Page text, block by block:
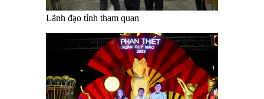
Lãnh đạo tỉnh tham quan